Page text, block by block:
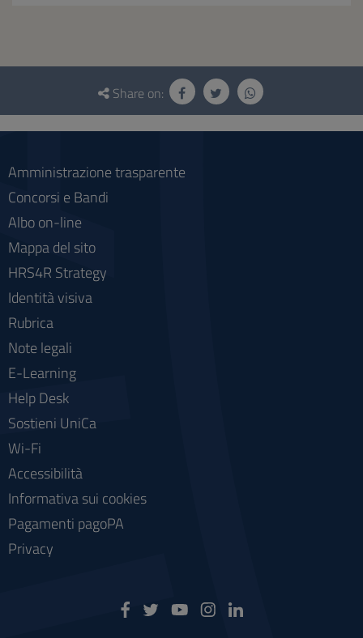
Questionnaire
social
Share on:
Amministrazione trasparente
Concorsi e Bandi
Albo on-line
Mappa del sito
HRS4R Strategy
Identità visiva
Rubrica
Note legali
E-Learning
Help Desk
Sostieni UniCa
Wi-Fi
Accessibilità
Informativa sui cookies
Pagamenti pagoPA
Privacy